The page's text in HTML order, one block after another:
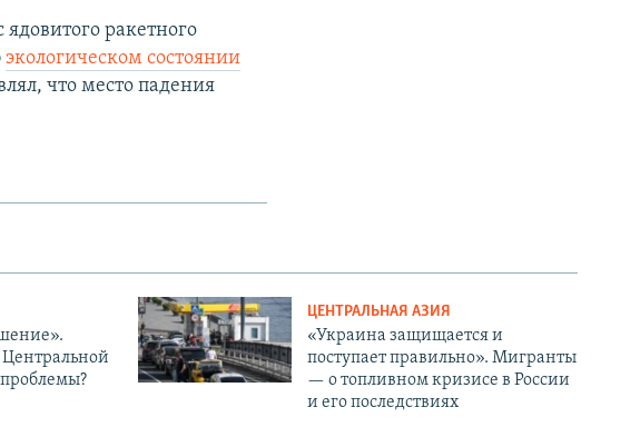
ядовитого ракетного
экологическом состоянии
что место падения
ЦЕНТРАЛЬНАЯ АЗИЯ
«Украина защищается и
поступает правильно». Мигранты
— о топливном кризисе в России
и его последствиях